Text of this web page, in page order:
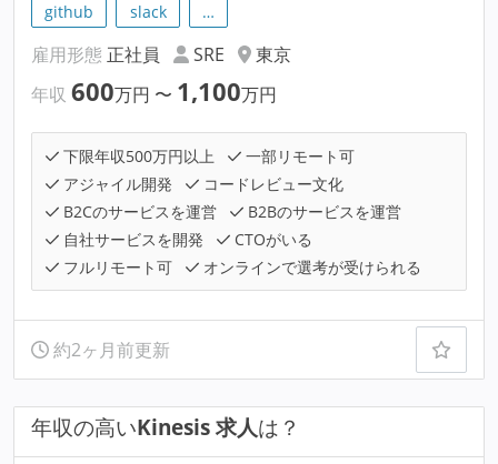
github
slack …
雇用形態 正社員 SRE
東京
年収 600万円 〜 1,100万円
下限年収500万円以上
一部リモート可
アジャイル開発
コードレビュー文化
B2Cのサービスを運営
B2Bのサービスを運営
自社サービスを開発
CTOがいる
フルリモート可
オンラインで選考が受けられる
約2ヶ月前更新
年収の高いKinesis 求人は？